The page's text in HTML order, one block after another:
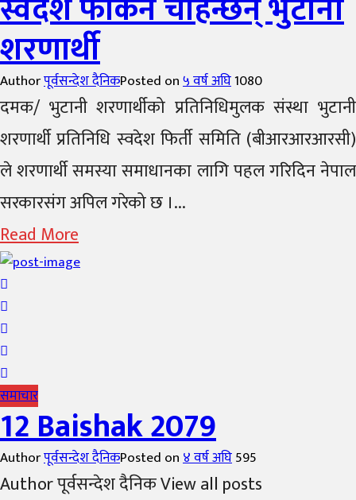
शरणार्थी
Authorपूर्वसन्देश दैनिकPosted on५ वर्ष अघि1080
दमक/ भुटानी शरणार्थीको प्रतिनिधिमुलक संस्था भुटानी
शरणार्थी प्रतिनिधि स्वदेश फिर्ती समिति (बीआरआरआरसी)
ले शरणार्थी समस्या समाधानका लागि पहल गरिदिन नेपाल
सरकारसंग अपिल गरेको छ ।...
Read More
समाचार
12 Baishak 2079
Authorपूर्वसन्देश दैनिकPosted on४ वर्ष अघि595
Author पूर्वसन्देश दैनिक View all posts